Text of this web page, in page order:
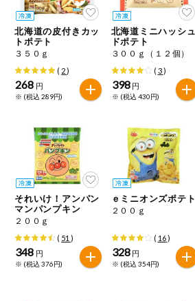
テキスト注文サイトを表示
お問い合わせ
趣味・娯楽
ペット
スマート・ワ
ン注文
今週のお買い
得
コープ商品
今週の新登場
北海道の皮付きカッ
トポテト
３５０ｇ
( 2)
268 円
※ (税込 289円)
北海道ミニハッシュ
ドポテト
３００ｇ（１２個）
( 3)
398 円
※ (税込 430円)
それいけ！アンパン
マンパンプキン
２００ｇ
( 51 )
348 円
※ (税込 376円)
ｅミニオンズポテト
２００ｇ
( 16)
328 円
※ (税込 354円)